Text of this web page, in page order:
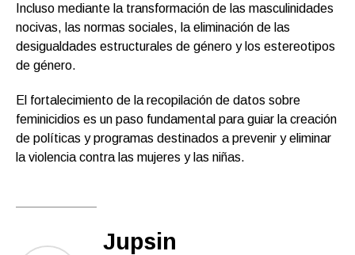
Incluso mediante la transformación de las masculinidades
nocivas, las normas sociales, la eliminación de las
desigualdades estructurales de género y los estereotipos
de género.
El fortalecimiento de la recopilación de datos sobre
feminicidios es un paso fundamental para guiar la creación
de políticas y programas destinados a prevenir y eliminar
la violencia contra las mujeres y las niñas.
Jupsin